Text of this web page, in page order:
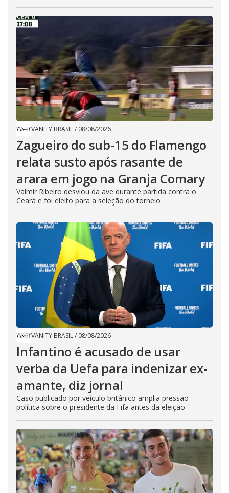
VANITY BRASIL/ 08/08/2026
Zagueiro do sub-15 do Flamengo
relata susto após rasante de
arara em jogo na Granja Comary
Valmir Ribeiro desviou da ave durante partida contra o
Ceará e foi eleito para a seleção do torneio
VANITY BRASIL/ 08/08/2026
Infantino é acusado de usar
verba da Uefa para indenizar ex-
amante, diz jornal
Caso publicado por veículo britânico amplia pressão
política sobre o presidente da Fifa antes da eleição